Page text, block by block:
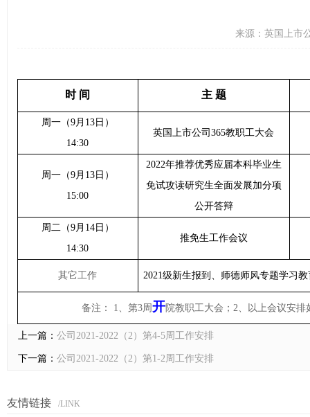
来源：英国上市
时 间 主 题
周一（9月 13 日）
14:30
英国上市公司365教职工大会
周一（9月 13 日）
15:00
2022年推荐优秀应届本科毕业生
免试攻读研究生全面发展加分项
公开答辩
周二（9月 14 日）
14:30
推免生工作会议
其它工作 2021级新生报到、师德师风专题学习
备注： 1、第3周开院教职工大会；2、以上会议安排
上一篇： 公司2021-2022（2）第4-5周工作安排
下一篇： 公司2021-2022（2）第1-2周工作安排
友情链接 /LINK